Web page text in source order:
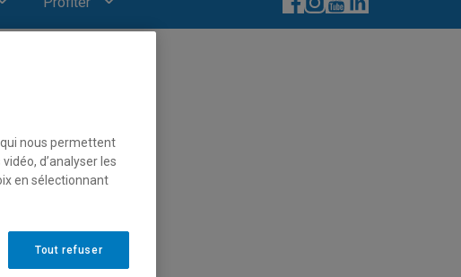
nous permettent
d’analyser les
en sélectionnant
Tout refuser